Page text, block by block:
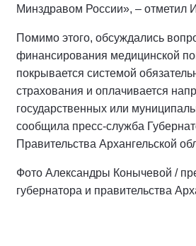
Минздравом России», – отметил
Помимо этого, обсуждались
финансирования медицинской
покрывается системой
страхования и оплачивается
государственных или
сообщила пресс-служба
Правительства Архангельской
Фото Александры Конычевой /
губернатора и правительства